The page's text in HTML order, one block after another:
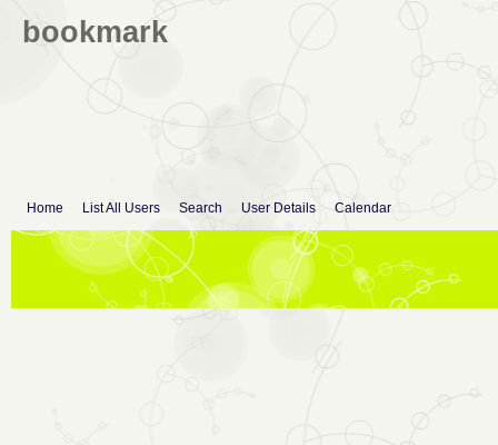
bookmark
Home List All Users Search User Details Calendar